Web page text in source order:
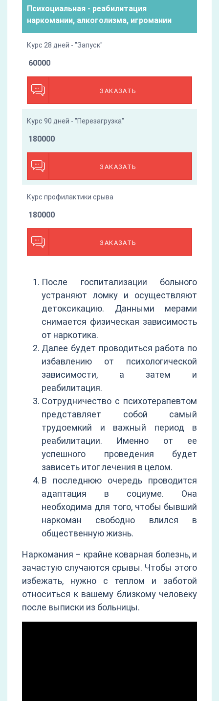
Психоциальная - реабилитация
наркомании, алкоголизма, игромании
Курс 28 дней - "Запуск"
ЗАКАЗАТЬ
60000
Курс 90 дней - "Перезагрузка"
ЗАКАЗАТЬ
180000
Курс профилактики срыва
ЗАКАЗАТЬ
180000
После госпитализации больного
устраняют ломку и осуществляют
детоксикацию. Данными мерами
снимается физическая зависимость
от наркотика.
Далее будет проводиться работа по
избавлению от психологической
зависимости, а затем и
реабилитация.
Сотрудничество с психотерапевтом
представляет собой самый
трудоемкий и важный период в
реабилитации. Именно от ее
успешного проведения будет
зависеть итог лечения в целом.
В последнюю очередь проводится
адаптация в социуме. Она
необходима для того, чтобы бывший
наркоман свободно влился в
общественную жизнь.
Наркомания – крайне коварная болезнь, и
зачастую случаются срывы. Чтобы этого
избежать, нужно с теплом и заботой
относиться к вашему близкому человеку
после выписки из больницы.